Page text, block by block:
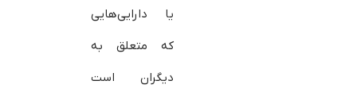
یا دارایی‌هایی
که متعلق به
دیگران است